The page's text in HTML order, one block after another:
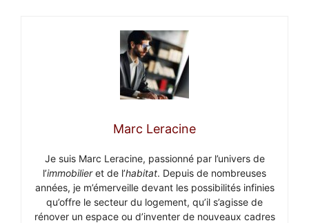
Marc Leracine
Je suis Marc Leracine, passionné par l’univers de
l’immobilieret de l’habitat. Depuis de nombreuses
années, je m’émerveille devant les possibilités infinies
qu’offre le secteur du logement, qu’il s’agisse de
rénover un espace ou d’inventer de nouveaux cadres